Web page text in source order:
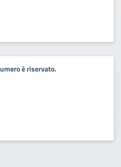
è riservato.